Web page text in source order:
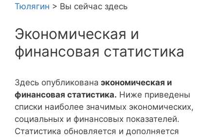
Тюлягин > Вы сейчас здесь
Экономическая и
финансовая статистика
Здесь опубликована экономическая и
финансовая статистика. Ниже приведены
списки наиболее значимых экономических,
социальных и финансовых показателей.
Статистика обновляется и дополняется